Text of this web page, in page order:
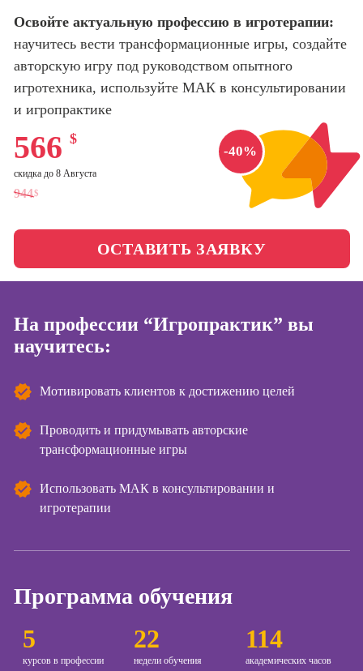
программирования
Школа психологии
Школа актерского
мастерства
Школа бизнеса и
управления
Фотошкола
Школа медиа
продвижение
сайтов)
Профессия
Интернет-
Профессия
Менеджер по
маркетингу в
социальных
сетях (SMM-
менеджер)
Профессия
копирайтинга
поисковой
Освойте актуальную профессию в игротерапии:
научитесь вести трансформационные игры, создайте
авторскую игру под руководством опытного
игротехника, используйте МАК в консультировании
и игропрактике
-40%
944$
566 $
скидка до 8 Августа
ОСТАВИТЬ ЗАЯВКУ
На профессии “Игропрактик” вы
научитесь:
Мотивировать клиентов к достижению целей
Проводить и придумывать авторские
трансформационные игры
Использовать МАК в консультировании и
игротерапии
5
курсов в профессии
22
недели обучения
114
академических часов
Программа обучения